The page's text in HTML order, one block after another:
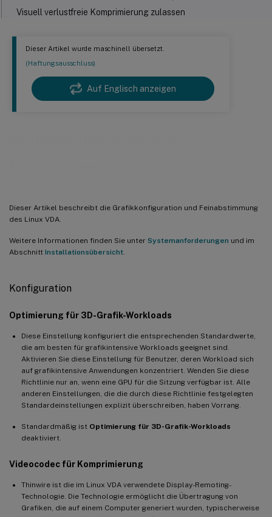
Dieser Artikel wurde maschinell übersetzt.
(Haftungsausschluss)
Auf Englisch anzeigen
Dieser Artikel beschreibt die Grafikkonfiguration und Feinabstimmung
des Linux VDA.
Weitere Informationen finden Sie unter Systemanforderungen und im
Abschnitt Installationsübersicht
Konfiguration
Optimierung für 3D-Grafik-Workloads
Diese Einstellung konfiguriert die entsprechenden Standardwerte,
die am besten für grafikintensive Workloads geeignet sind.
Aktivieren Sie diese Einstellung für Benutzer, deren Workload sich
auf grafikintensive Anwendungen konzentriert. Wenden Sie diese
Richtlinie nur an, wenn eine GPU für die Sitzung verfügbar ist. Alle
anderen Einstellungen, die die durch diese Richtlinie festgelegten
Standardeinstellungen explizit überschreiben, haben Vorrang.
Standardmäßig ist Optimierung für 3D-Grafik-Workloads
deaktiviert.
Videocodec für Komprimierung
Thinwire ist die im Linux VDA verwendete Display-Remoting-
Technologie. Die Technologie ermöglicht die Übertragung von
Grafiken, die auf einem Computer generiert wurden, typischerweise
Visuell verlustfreie Komprimierung zulassen
Fehlerbehebung
Überprüfen, ob die YUV444-Softwarekodierung verwendet wird
Überprüfen, ob HDX 3D Pro aktiviert ist
wird
ist
HDX 3D Pro Probleme beim Neuzeichnen auf mehreren
Monitoren
Xorg-Fehlerprotokolle überprüfen
Bekannte Probleme und Einschränkungen
Bei vGPU zeigt die lokale Konsole von XenServer (ehemals
Gnome 3 Desktop-Popups langsam beim Anmelden
Einige OpenGL/WebGL-Anwendungen werden beim Ändern der
Größe des Citrix Workspace-App-Fensters nicht korrekt
gerendert